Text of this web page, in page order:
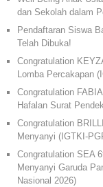
dan Sekolah dalam
Pendaftaran Siswa
Telah Dibuka!
Congratulation
Lomba Percakapan
Congratulation
Hafalan Surat
Congratulation
Menyanyi (IGTKI-
Congratulation SEA
Menyanyi Garuda
Nasional 2026)